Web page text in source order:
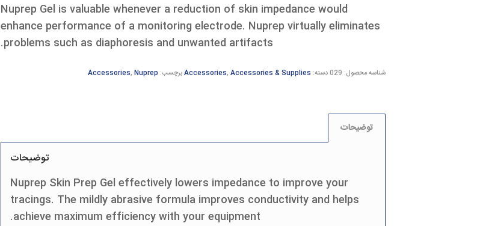
Nuprep Gel is valuable whenever a reduction of skin impedance would
enhance performance of a monitoring electrode. Nuprep virtually eliminates
problems such as diaphoresis and unwanted artifacts.
شناسه محصول: 029دسته: Accessories, Accessories & Supplies برچسب: Accessories, Nuprep
توضیحات
توضیحات
Nuprep Skin Prep Gel effectively lowers impedance to improve your
tracings. The mildly abrasive formula improves conductivity and helps
achieve maximum efficiency with your equipment.